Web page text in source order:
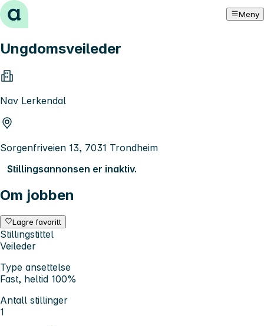
Hopp til innhold Meny
Ungdomsveileder
Nav Lerkendal
Sorgenfriveien 13, 7031 Trondheim
Stillingsannonsen er inaktiv.
Om jobben
Lagre favoritt
Stillingstittel
Veileder
Type ansettelse
Fast, heltid 100%
Antall stillinger
1